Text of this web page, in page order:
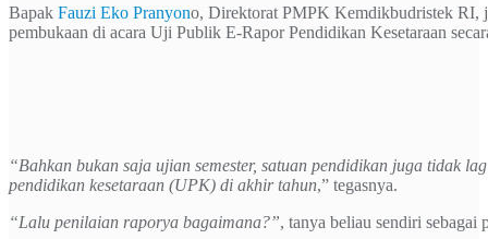
Bapak Fauzi Eko Pranyono, Direktorat PMPK Kemdikbudristek RI,
pembukaan di acara Uji Publik E-Rapor Pendidikan Kesetaraan
“Bahkan bukan saja ujian semester, satuan pendidikan juga tidak
pendidikan kesetaraan (UPK) di akhir tahun,” tegasnya.
“Lalu penilaian raporya bagaimana?”, tanya beliau sendiri sebagai